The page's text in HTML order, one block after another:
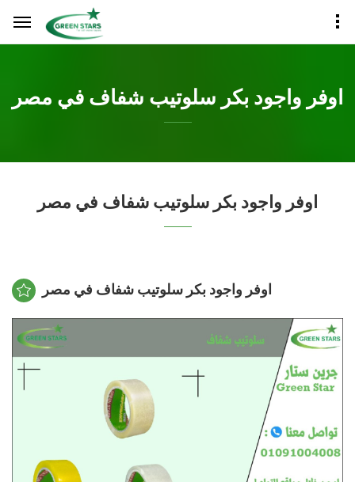
اوفر واجود بكر سلوتيب شفاف في مصر
اوفر واجود بكر سلوتيب شفاف في مصر
اوفر واجود بكر سلوتيب شفاف في مصر